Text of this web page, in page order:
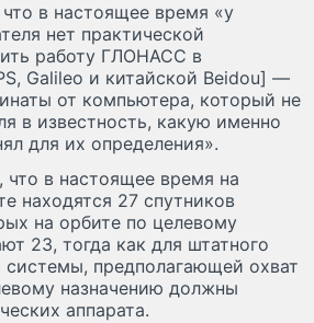
в настоящее время «у
нет практической
работу ГЛОНАСС в
Galileo и китайской Beidou] —
от компьютера, который не
в известность, какую именно
для их определения».
что в настоящее время на
находятся 27 спутников
на орбите по целевому
23, тогда как для штатного
предполагающей охват
назначению должны
аппарата.